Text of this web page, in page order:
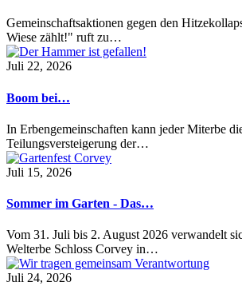
Gemeinschaftsaktionen gegen den
Wiese zählt!" ruft zu…
Juli 22, 2026
Boom bei…
In Erbengemeinschaften kann jeder Miterbe
Teilungsversteigerung der…
Juli 15, 2026
Sommer im Garten - Das…
Vom 31. Juli bis 2. August 2026 verwandelt
Welterbe Schloss Corvey in…
Juli 24, 2026